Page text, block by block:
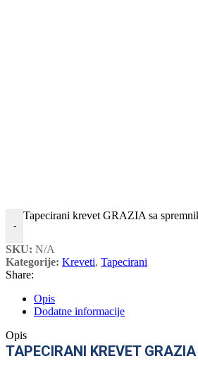
-
Tapecirani krevet GRAZIA sa
SKU: N/A
Kategorije: Kreveti, Tapecirani
Share:
Opis
Dodatne informacije
Opis
TAPECIRANI KREVET